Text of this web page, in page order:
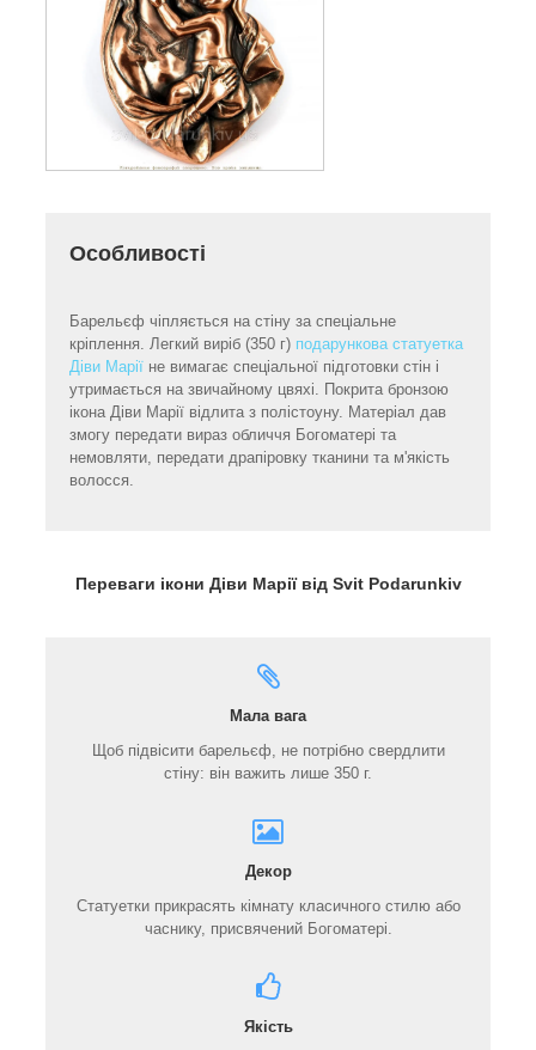
Особливості
Барельєф чіпляється на стіну за спеціальне
кріплення. Легкий виріб (350 г) подарункова статуетка
Діви Марії не вимагає спеціальної підготовки стін і
утримається на звичайному цвяхі. Покрита бронзою
ікона Діви Марії відлита з полістоуну. Матеріал дав
змогу передати вираз обличчя Богоматері та
немовляти, передати драпіровку тканини та м'якість
волосся.
Переваги ікони Діви Марії від Svit Podarunkiv
Мала вага
Щоб підвісити барельєф, не потрібно свердлити
стіну: він важить лише 350 г.
Декор
Статуетки прикрасять кімнату класичного стилю або
часнику, присвячений Богоматері.
Якість